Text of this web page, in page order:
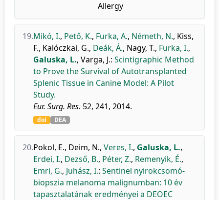
Allergy
19.Mikó, I., Pető, K., Furka, A., Németh, N., Kiss,
F., Kalóczkai, G., Deák, Á., Nagy, T., Furka, I.,
Galuska, L., Varga, J.: Scintigraphic Method
to Prove the Survival of Autotransplanted
Splenic Tissue in Canine Model: A Pilot
Study.
Eur. Surg. Res. 52, 241, 2014.
doi DEA
20.Pokol, E., Deim, N., Veres, I., Galuska, L.,
Erdei, I., Dezső, B., Péter, Z., Remenyik, É.,
Emri, G., Juhász, I.: Sentinel nyirokcsomó-
biopszia melanoma malignumban: 10 év
tapasztalatának eredményei a DEOEC